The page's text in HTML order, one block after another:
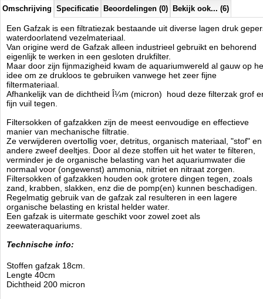
Omschrijving Specificatie Beoordelingen (0) Bekijk ook... (6)
Een Gafzak is een filtratiezak bestaande uit diverse lagen druk
waterdoorlatend vezelmateriaal.
Van origine werd de Gafzak alleen industrieel gebruikt en behorend
eigenlijk te werken in een gesloten drukfilter.
Maar door zijn fijnmazigheid kwam de aquariumwereld al gauw op
idee om ze drukloos te gebruiken vanwege het zeer fijne
filtermateriaal.
Afhankelijk van de dichtheid Î¼m (micron) houd deze filterzak grof
fijn vuil tegen.
Filtersokken of gafzakken zijn de meest eenvoudige en effectieve
manier van mechanische filtratie.
Ze verwijderen overtollig voer, detritus, organisch materiaal, "stof" en
andere zweef deeltjes. Door al deze stoffen uit het water te filteren,
verminder je de organische belasting van het aquariumwater die
normaal voor (ongewenst) ammonia, nitriet en nitraat zorgen.
Filtersokken of gafzakken houden ook grotere dingen tegen, zoals
zand, krabben, slakken, enz die de pomp(en) kunnen beschadigen.
Regelmatig gebruik van de gafzak zal resulteren in een lagere
organische belasting en kristal helder water.
Een gafzak is uitermate geschikt voor zowel zoet als
zeewateraquariums.
Technische info:
Stoffen gafzak 18cm.
Lengte 40cm
Dichtheid 200 micron